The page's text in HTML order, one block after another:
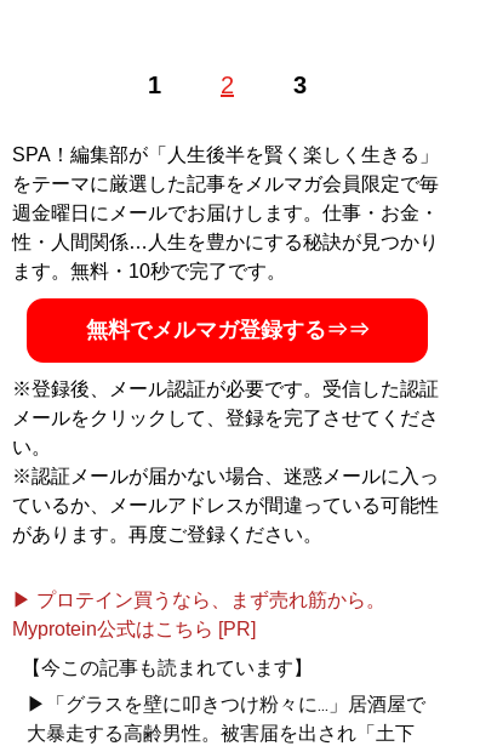
1 2 3
くはTwitterのアカウント
@kobayashiteiji
世界散歩」。100均グッズ研究家。
記事一覧へ
SPA！編集部が「人生後半を賢く楽しく生きる」
をテーマに厳選した記事をメルマガ会員限定で毎
週金曜日にメールでお届けします。仕事・お金・
性・人間関係…人生を豊かにする秘訣が見つかり
ます。無料・10秒で完了です。
無料でメルマガ登録する⇒⇒
※登録後、メール認証が必要です。受信した認証
メールをクリックして、登録を完了させてくださ
い。
※認証メールが届かない場合、迷惑メールに入っ
ているか、メールアドレスが間違っている可能性
があります。再度ご登録ください。
▶ プロテイン買うなら、まず売れ筋から。
Myprotein公式はこちら [PR]
【今この記事も読まれています】
▶「グラスを壁に叩きつけ粉々に...」居酒屋で
大暴走する高齢男性。被害届を出され「土下